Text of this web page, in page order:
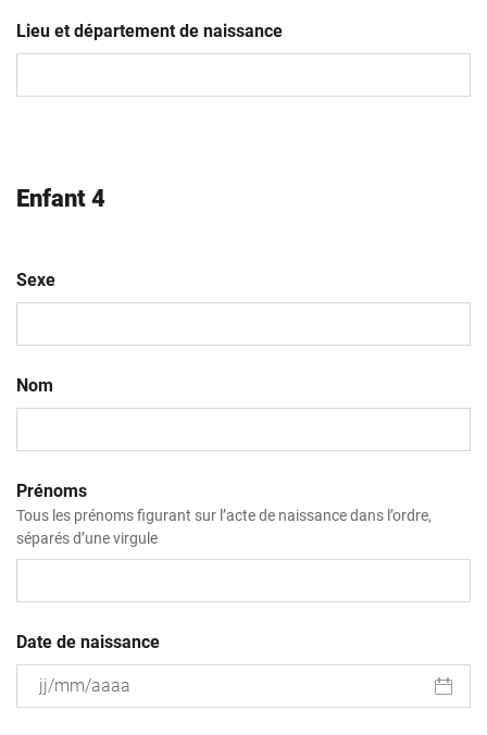
slash
MM
Lieu et département de naissance
Enfant 4
Sexe
Nom
Prénoms
Tous les prénoms figurant sur l’acte de naissance dans l’ordre,
séparés d’une virgule
Date de naissance